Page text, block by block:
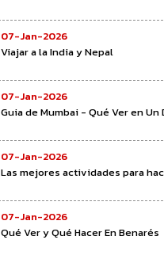
07-Jan-2026
Viajar a la India y Nepal
07-Jan-2026
Guia de Mumbai - Qué Ver en Un
07-Jan-2026
Las mejores actividades para
07-Jan-2026
Qué Ver y Qué Hacer En Benarés